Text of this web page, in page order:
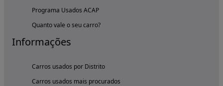
Programa Usados ACAP
Quanto vale o seu carro?
Informações
Carros usados por Distrito
Carros usados mais procurados